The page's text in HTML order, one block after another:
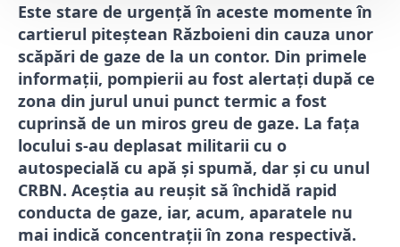
Este stare de urgență în aceste momente în
cartierul piteștean Războieni din cauza unor
scăpări de gaze de la un contor. Din primele
informații, pompierii au fost alertați după ce
zona din jurul unui punct termic a fost
cuprinsă de un miros greu de gaze. La fața
locului s-au deplasat militarii cu o
autospecială cu apă și spumă, dar și cu unul
CRBN. Aceștia au reușit să închidă rapid
conducta de gaze, iar, acum, aparatele nu
mai indică concentrații în zona respectivă.